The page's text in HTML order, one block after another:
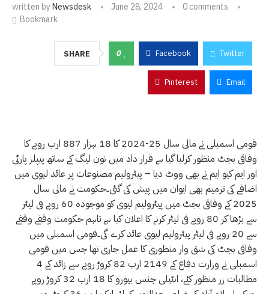
written byNewsdesk June 28, 2024
0 comments
Bookmark
SHARE 0 Facebook Twitter
Pinterest Email
قومی اسمبلی نے مالی سال 25-2024 کا 18 ہزار 887 ارب روپے کا
وفاقی بجٹ منظور کرلیا گیا ہے قرار داد میں نون لیگ کے ساتھ پیپلز پارٹی
اور ایم کیو ایم نے بھی ووٹ دیا – پیٹرولیم مصنوعات پر عائد لیوی میں
اضافے کی ترمیم بھی ایوان میں پیش کی گئی۔حکومت نے مالی سال
2025 کے وفاقی بجٹ میں پیٹرولیم لیوی کو موجودہ 60 روپے فی لیٹر
سے بڑھا کر 80 روپے فی لیٹر کرنے کا اعلان کیا ہے تاہم حکومت وقفے وقفے
سے 20 روپے فی لیٹر پیٹرولیم لیوی عائد کرے گی۔قومی اسمبلی میں
وفاقی بجٹ کی شق وار منظوری کا عمل جاری تھا جس میں قومی
اسمبلی نے وزارت دفاع کے 2149 ارب 82 کروڑ روپے سے زائد کے 4
مطالبات زر منظور کئے، انٹیلی جنس بیورو کا 18 ارب 32 کروڑ روپے